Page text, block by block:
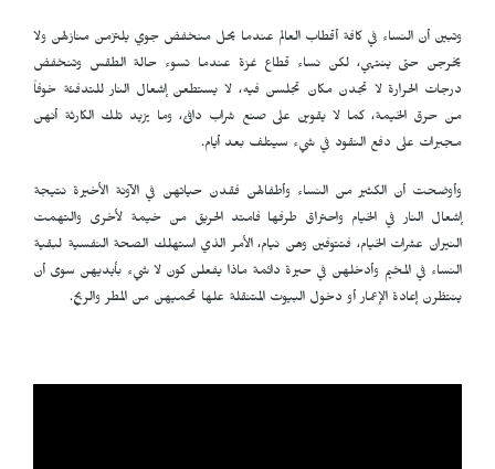
وتبين أن النساء في كافة أقطاب العالم عندما يحل منخفض جوي يلتزمن منازلهن ولا
يخرجن حتى ينتهي، لكن نساء قطاع غزة عندما تسوء حالة الطقس وتنخفض
درجات الحرارة لا تجدن مكان تجلسن فيه، لا يستطعن إشعال النار للتدفئة خوفاً
من حرق الخيمة، كما لا يقوين على صنع شراب دافئ، وما يزيد تلك الكارثة أنهن
مجبرات على دفع النقود في شيء سيتلف بعد أيام.
وأوضحت أن الكثير من النساء وأطفالهن فقدن حياتهن في الآونة الأخيرة نتيجة
إشعال النار في الخيام واحتراق طرفها فامتد الحريق من خيمة لأخرى والتهمت
النيران عشرات الخيام، فتتوفين وهن نيام، الأمر الذي استهلك الصحة النفسية لبقية
النساء في المخيم وأدخلهن في حيرة دائمة ماذا يفعلن كون لا شيء بأيديهن سوى أن
ينتظرن إعادة الإعمار أو دخول البيوت المتنقلة علها تحميهن من المطر والريح.